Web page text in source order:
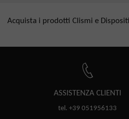
Acquista i prodotti Clismi e
ASSISTENZA CLIENTI
tel. +39 051956133